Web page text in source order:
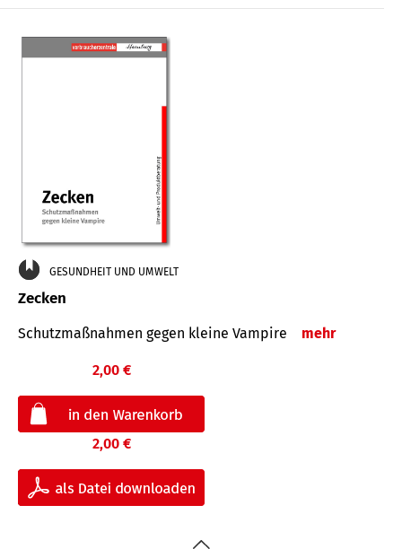
GESUNDHEIT UND UMWELT
Zecken
Schutz­maß­nahmen gegen kleine Vampire mehr
2,00 €
2,00 €